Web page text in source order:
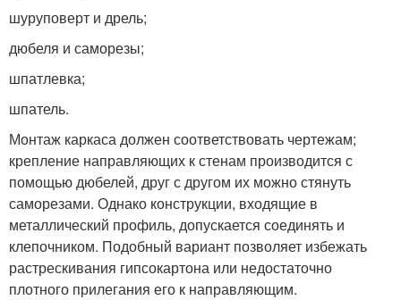
шуруповерт и дрель;
дюбеля и саморезы;
шпатлевка;
шпатель.
Монтаж каркаса должен соответствовать чертежам;
крепление направляющих к стенам производится с
помощью дюбелей, друг с другом их можно стянуть
саморезами. Однако конструкции, входящие в
металлический профиль, допускается соединять и
клепочником. Подобный вариант позволяет избежать
растрескивания гипсокартона или недостаточно
плотного прилегания его к направляющим.